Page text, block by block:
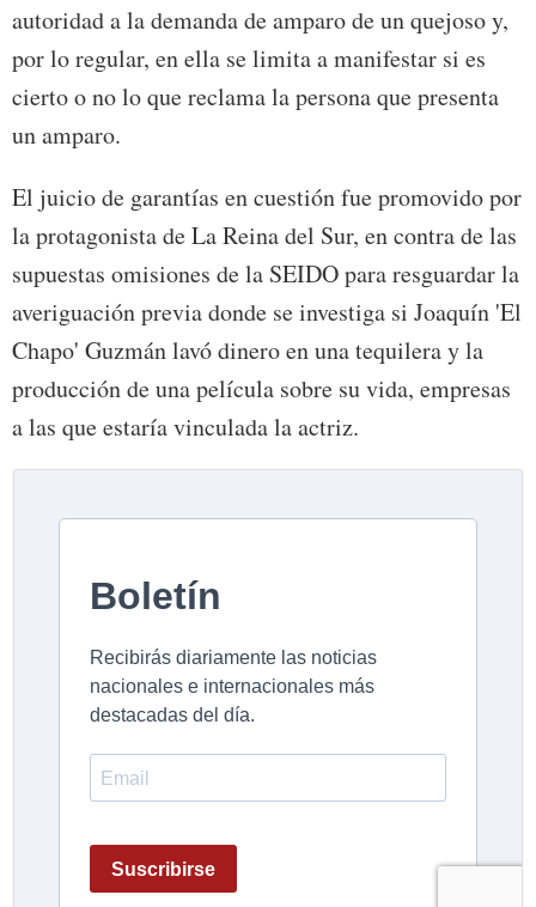
autoridad a la demanda de amparo de un quejoso y,
por lo regular, en ella se limita a manifestar si es
cierto o no lo que reclama la persona que presenta
un amparo.
El juicio de garantías en cuestión fue promovido por
la protagonista de La Reina del Sur, en contra de las
supuestas omisiones de la SEIDO para resguardar la
averiguación previa donde se investiga si Joaquín 'El
Chapo' Guzmán lavó dinero en una tequilera y la
producción de una película sobre su vida, empresas
a las que estaría vinculada la actriz.